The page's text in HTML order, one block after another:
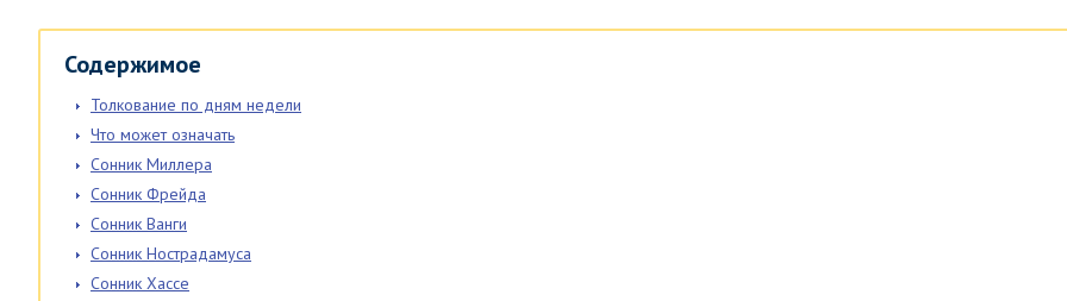
Содержимое
Толкование по дням недели
Что может означать
Сонник Миллера
Сонник Фрейда
Сонник Ванги
Сонник Нострадамуса
Сонник Хассе